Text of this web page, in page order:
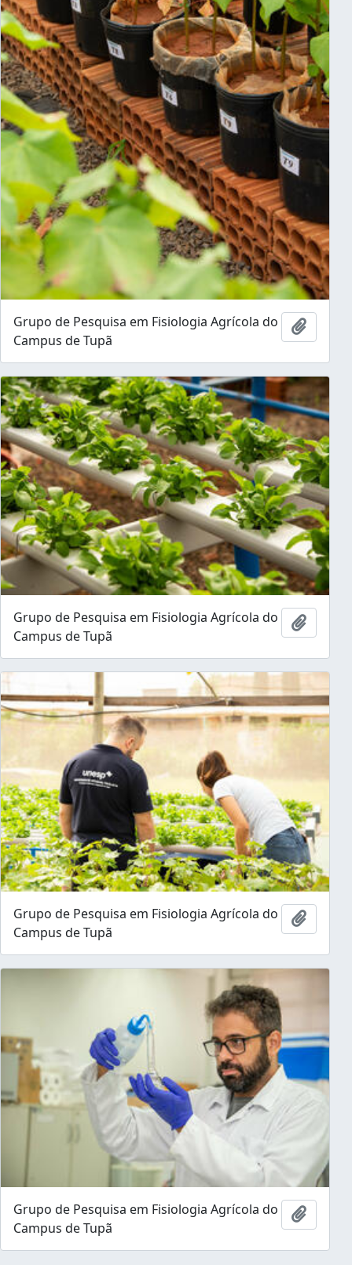
Grupo de Pesquisa em Fisiologia Agrícola do
Campus de Tupã
Ajouter
Grupo de Pesquisa em Fisiologia Agrícola do
Campus de Tupã
Ajouter
Grupo de Pesquisa em Fisiologia Agrícola do
Campus de Tupã
Ajouter
Grupo de Pesquisa em Fisiologia Agrícola do
Campus de Tupã
Ajouter